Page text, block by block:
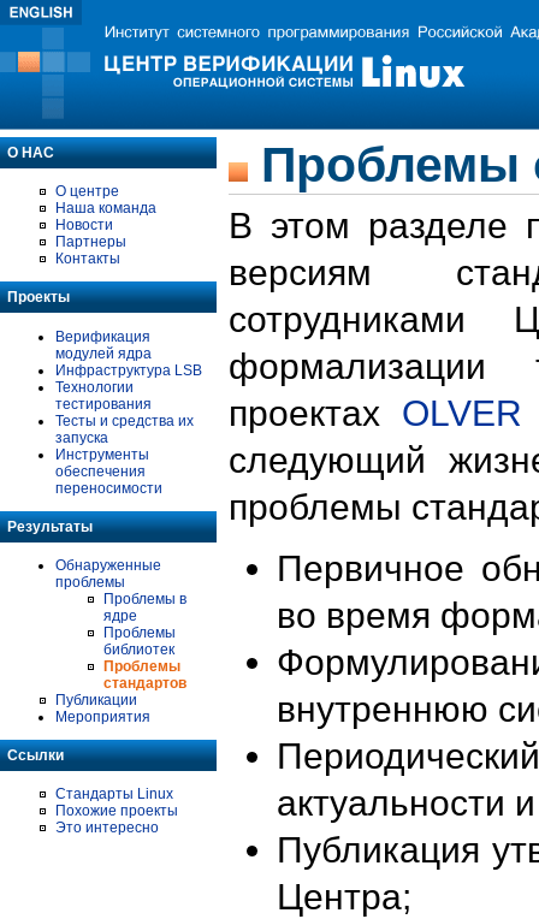
О НАС
О центре
Наша команда
Новости
Партнеры
Контакты
Проекты
Верификация
модулей ядра
Инфраструктура LSB
Технологии
тестирования
Тесты и средства их
запуска
Инструменты
обеспечения
переносимости
Результаты
Обнаруженные
проблемы
Проблемы в
ядре
Проблемы
библиотек
Проблемы
стандартов
Публикации
Мероприятия
Ссылки
Стандарты Linux
Похожие проекты
Это интересно
Проблемы
В этом разделе
версиям
формализации
проектах OLVER
следующий
проблемы
Первичное
во время
внутреннюю
актуальности
Публикация
Центра;